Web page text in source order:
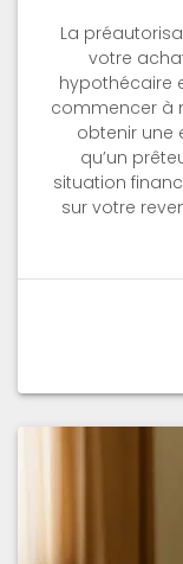
La
votre
hypothécaire
commencer à
obtenir une
qu’un
situation
sur votre